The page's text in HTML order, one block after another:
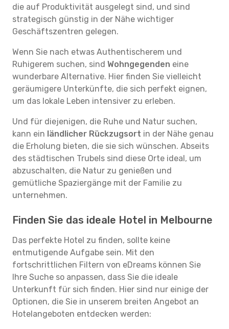
die auf Produktivität ausgelegt sind, und sind
strategisch günstig in der Nähe wichtiger
Geschäftszentren gelegen.
Wenn Sie nach etwas Authentischerem und
Ruhigerem suchen, sind Wohngegenden eine
wunderbare Alternative. Hier finden Sie vielleicht
geräumigere Unterkünfte, die sich perfekt eignen,
um das lokale Leben intensiver zu erleben.
Und für diejenigen, die Ruhe und Natur suchen,
kann ein ländlicher Rückzugsort in der Nähe genau
die Erholung bieten, die sie sich wünschen. Abseits
des städtischen Trubels sind diese Orte ideal, um
abzuschalten, die Natur zu genießen und
gemütliche Spaziergänge mit der Familie zu
unternehmen.
Finden Sie das ideale Hotel in Melbourne
Das perfekte Hotel zu finden, sollte keine
entmutigende Aufgabe sein. Mit den
fortschrittlichen Filtern von eDreams können Sie
Ihre Suche so anpassen, dass Sie die ideale
Unterkunft für sich finden. Hier sind nur einige der
Optionen, die Sie in unserem breiten Angebot an
Hotelangeboten entdecken werden: